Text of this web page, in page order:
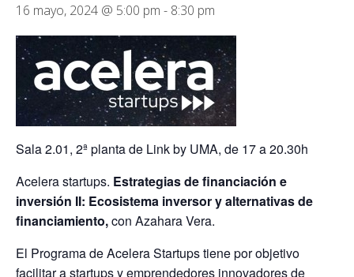
16 mayo, 2024 @ 5:00 pm - 8:30 pm
Sala 2.01, 2ª planta de Link by UMA, de 17 a 20.30h
Acelera startups. Estrategias de financiación e
inversión II: Ecosistema inversor y alternativas de
financiamiento,con Azahara Vera.
El Programa de Acelera Startups tiene por objetivo
facilitar a startups y emprendedores innovadores de